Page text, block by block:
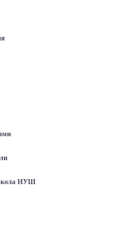
НУШ